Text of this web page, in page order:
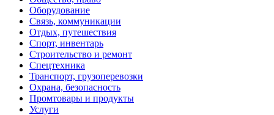
Оборудование
Связь, коммуникации
Отдых, путешествия
Спорт, инвентарь
Строительство и ремонт
Спецтехника
Транспорт, грузоперевозки
Охрана, безопасность
Промтовары и продукты
Услуги